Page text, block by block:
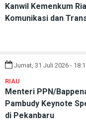
Kanwil Kemenkum
Komunikasi dan
Jumat, 31 Juli 2026 -
RIAU
Menteri PPN/
Pambudy Keynote
di Pekanbaru